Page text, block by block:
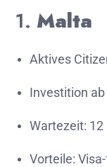
1. Malta
Aktives
Investition ab
Wartezeit: 12
Vorteile: Visa-